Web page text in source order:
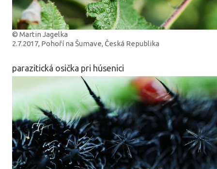
© Martin Jagelka
2.7.2017, Pohoří na Šumave, Česká Republika
parazitická osička pri húsenici